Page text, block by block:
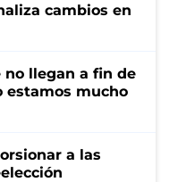
cambios en
no llegan a fin de
estamos mucho
a las